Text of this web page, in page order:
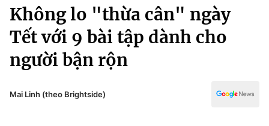
Chuyên mục
Chính trị
Xã hội
Pháp luật
Kinh tế
Thể thao
Truyền hình
Văn hóa - Giải trí
Công nghệ
Không lo "thừa cân" ngày
Tết với 9 bài tập dành cho
người bận rộn
Mai Linh (theo Brightside)